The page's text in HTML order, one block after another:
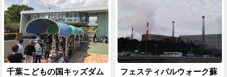
千葉こどもの国キッズダム
フェスティバルウォーク蘇